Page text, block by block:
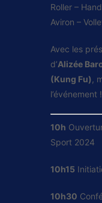
Roller –
Aviron –
Avec les
d’Alizée
(Kung Fu),
l’événement !
10h
Sport 2024
10h15
10h30